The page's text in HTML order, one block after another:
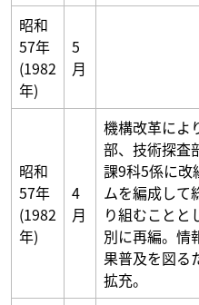
昭和
57年
(1982
年)
5
月
昭和
57年
(1982
年)
4
月
機構改革によ
部、技術探査
課9科5係に改
ムを編成して
り組むことと
別に再編。情
果普及を図る
拡充。